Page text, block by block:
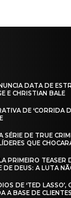
DATA DE
E CHRISTIAN BALE
DE ‘CORRIDA
SÉRIE DE TRUE
QUE
PRIMEIRO TEASER
DE DEUS: A LUTA
DE ‘TED LASSO’,
A BASE DE CLIENTES